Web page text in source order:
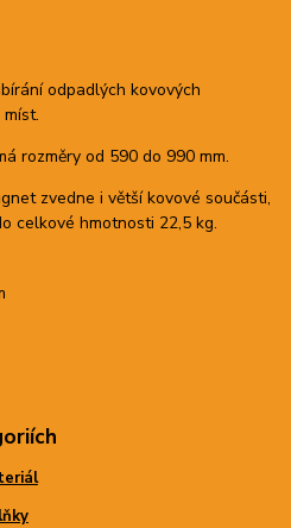
odpadlých kovových
rozměry od 590 do 990 mm.
zvedne i větší kovové součásti,
celkové hmotnosti 22,5 kg.